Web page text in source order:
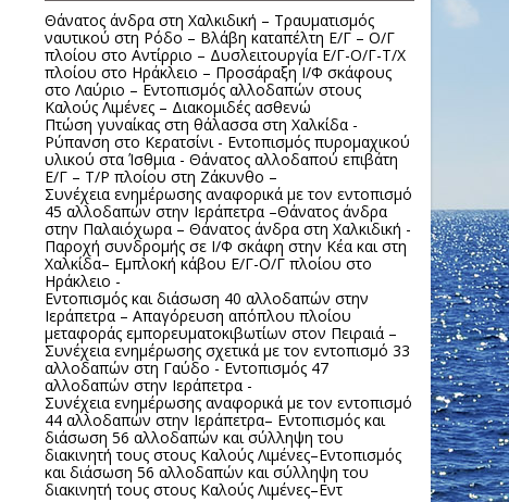
Θάνατος άνδρα στη Χαλκιδική – Τραυματισμός
ναυτικού στη Ρόδο – Βλάβη καταπέλτη Ε/Γ – Ο/Γ
πλοίου στο Αντίρριο – Δυσλειτουργία Ε/Γ-Ο/Γ-Τ/Χ
πλοίου στο Ηράκλειο – Προσάραξη Ι/Φ σκάφους
στο Λαύριο – Εντοπισμός αλλοδαπών στους
Καλούς Λιμένες – Διακομιδές ασθενώ
Πτώση γυναίκας στη θάλασσα στη Χαλκίδα -
Ρύπανση στο Κερατσίνι - Εντοπισμός πυρομαχικού
υλικού στα Ίσθμια - Θάνατος αλλοδαπού επιβάτη
Ε/Γ – Τ/Ρ πλοίου στη Ζάκυνθο –
Συνέχεια ενημέρωσης αναφορικά με τον εντοπισμό
45 αλλοδαπών στην Ιεράπετρα –Θάνατος άνδρα
στην Παλαιόχωρα – Θάνατος άνδρα στη Χαλκιδική -
Παροχή συνδρομής σε Ι/Φ σκάφη στην Κέα και στη
Χαλκίδα– Εμπλοκή κάβου Ε/Γ-Ο/Γ πλοίου στο
Ηράκλειο -
Εντοπισμός και διάσωση 40 αλλοδαπών στην
Ιεράπετρα – Απαγόρευση απόπλου πλοίου
μεταφοράς εμπορευματοκιβωτίων στον Πειραιά –
Συνέχεια ενημέρωσης σχετικά με τον εντοπισμό 33
αλλοδαπών στη Γαύδο - Εντοπισμός 47
αλλοδαπών στην Ιεράπετρα -
Συνέχεια ενημέρωσης αναφορικά με τον εντοπισμό
44 αλλοδαπών στην Ιεράπετρα– Εντοπισμός και
διάσωση 56 αλλοδαπών και σύλληψη του
διακινητή τους στους Καλούς Λιμένες–Εντοπισμός
και διάσωση 56 αλλοδαπών και σύλληψη του
διακινητή τους στους Καλούς Λιμένες–Εντ